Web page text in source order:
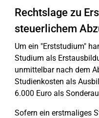
Rechtslage zu
steuerlichem
Um ein "Erststudium"
Studium als
unmittelbar nach dem
Studienkosten als
6.000 Euro als
Sofern ein erstmaliges